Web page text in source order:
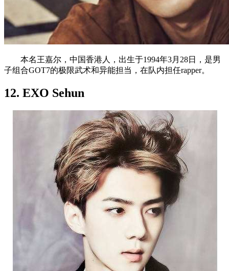
本名王嘉尔，中国香港人，出生于1994年3月28日，是男
子组合GOT7的极限武术和异能担当，在队内担任rapper。
12. EXO Sehun